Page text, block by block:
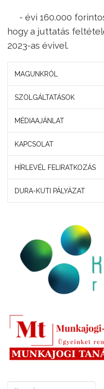
- évi 160.000
hogy a juttatás
2023-as évivel.
MAGUNKRÓL
SZOLGÁLTATÁSOK
MÉDIAAJÁNLAT
KAPCSOLAT
HÍRLEVÉL FELIRATKOZÁS
DURA-KUTI PÁLYÁZAT